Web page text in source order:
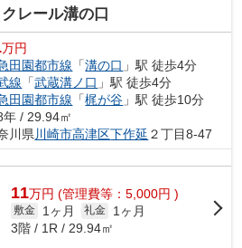
レール溝の口
万円
田園都市線 「溝の口 」駅 徒歩4分
線 「武蔵溝ノ口 」駅 徒歩4分
田園都市線 「梶が谷 」駅 徒歩10分
年 / 29.94㎡
川県 川崎市高津区下作延 ２丁目8-47
11万円 (管理費等：5,000円 )
敷金 1ヶ月 礼金
1ヶ月
3階 / 1R / 29.94㎡